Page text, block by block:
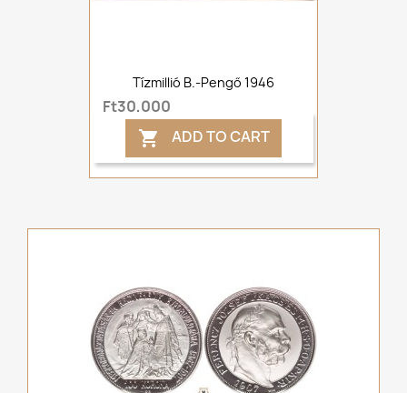
Tízmillió B.-Pengő 1946
Ft30,000
 ADD TO CART